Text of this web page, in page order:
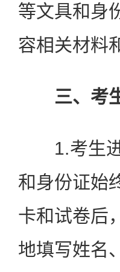
等文具和身
容相关材料
三、考
1.考生进
和身份证始
卡和试卷后
地填写姓名